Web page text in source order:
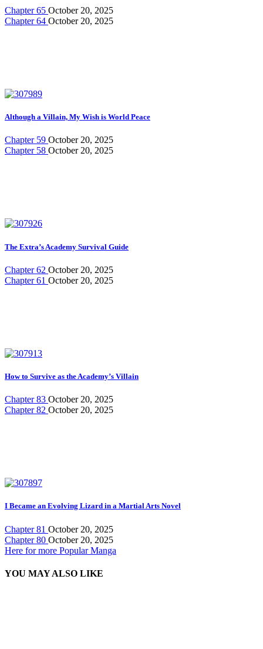
Chapter 65 October 20, 2025
Chapter 64 October 20, 2025
Although a Villain, My Wish is World Peace
Chapter 59 October 20, 2025
Chapter 58 October 20, 2025
The Extra’s Academy Survival Guide
Chapter 62 October 20, 2025
Chapter 61 October 20, 2025
How to Survive as the Academy’s Villain
Chapter 83 October 20, 2025
Chapter 82 October 20, 2025
I Became an Evolving Lizard in a Martial Arts Novel
Chapter 81 October 20, 2025
Chapter 80 October 20, 2025
Here for more Popular Manga
YOU MAY ALSO LIKE